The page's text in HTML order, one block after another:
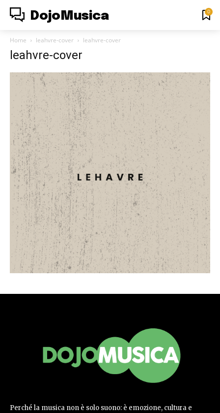
DojoMusica 0
Home leahvre-cover leahvre-cover
leahvre-cover
Perché la musica non è solo suono: è emozione, cultura e